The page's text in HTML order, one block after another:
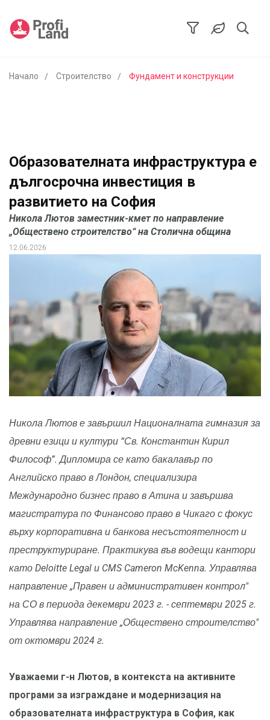
Начало Строителство Фундамент и конструкции
Образователната инфраструктура е
дългосрочна инвестиция в
развитието на София
Никола Лютов заместник-кмет по направление
„Обществено строителство“ на Столична община
12.06.2026
Никола Лютов е завършил Националната гимназия за
древни езици и култури “Св. Константин Кирил
Философ”. Дипломира се като бакалавър по
Английско право в Лондон, специализира
Международно бизнес право в Атина и завършва
магистратура по Финансово право в Чикаго с фокус
върху корпоративна и банкова несъстоятелност и
преструктуриране. Практикува във водещи кантори
като Deloitte Legal и CMS Cameron McKenna. Управлява
направление „Правен и административен контрол"
на СО в периода декември 2023 г. - септември 2025 г.
Управлява направление „Обществено строителство"
от октомври 2024 г.
Уважаеми г-н Лютов, в контекста на активните
програми за изграждане и модернизация на
образователната инфраструктура в София, как